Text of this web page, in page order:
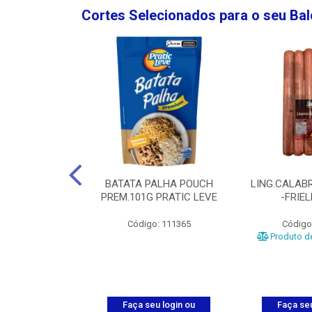
Cortes Selecionados para o seu
BATATA PALHA POUCH
PREM.101G PRATIC LEVE
Código: 111365
Faça seu login ou
-
Produto
Faça